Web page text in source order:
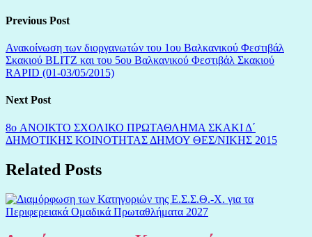
Previous Post
Ανακοίνωση των διοργανωτών του 1ου Βαλκανικού Φεστιβάλ
Σκακιού BLITZ και του 5ου Βαλκανικού Φεστιβάλ Σκακιού
RAPID (01-03/05/2015)
Next Post
8o ΑΝΟΙΚΤΟ ΣΧΟΛΙΚΟ ΠΡΩΤΑΘΛΗΜΑ ΣΚΑΚΙ Δ΄
ΔΗΜΟΤΙΚΗΣ ΚΟΙΝΟΤΗΤΑΣ ΔΗΜΟΥ ΘΕΣ/ΝΙΚΗΣ 2015
Related Posts